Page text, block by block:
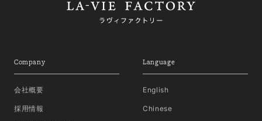
Company
会社概要
採用情報
Language
English
Chinese